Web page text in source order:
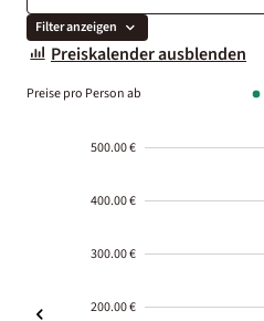
Filter anzeigen
Preiskalender ausblenden
Preise pro Person ab
500.00 €
400.00 €
300.00 €
200.00 €